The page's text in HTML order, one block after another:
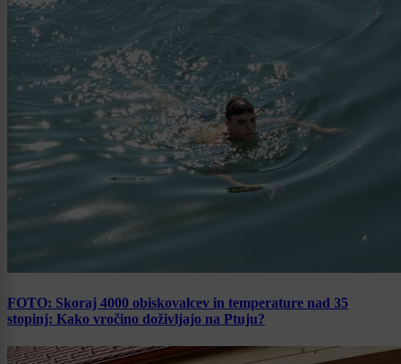
FOTO: Skoraj 4000 obiskovalcev in temperature nad 35
stopinj: Kako vročino doživljajo na Ptuju?